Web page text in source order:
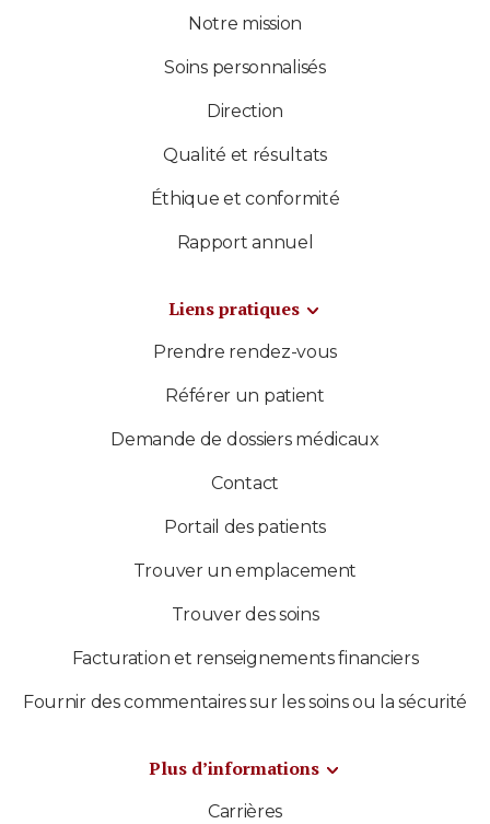
Notre mission
Soins personnalisés
Direction
Qualité et résultats
Éthique et conformité
Rapport annuel
Liens pratiques
Prendre rendez-vous
Référer un patient
Demande de dossiers médicaux
Contact
Portail des patients
Trouver un emplacement
Trouver des soins
Facturation et renseignements financiers
Fournir des commentaires sur les soins ou la sécurité
Plus d’informations
Carrières